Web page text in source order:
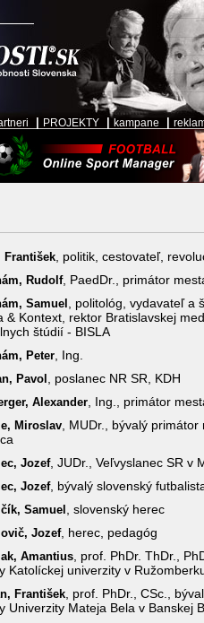
PROJEKTY kampane
František , politik, cestovateľ,
Rudolf, PaedDr., primátor
Samuel
, politológ, vydavateľ a
& Kontext, rektor Bratislavskej
štúdií - BISLA
Peter , Ing.
Pavol , poslanec NR SR, KDH
Alexander , Ing., primátor
Miroslav , MUDr., bývalý
Jozef, JUDr., Veľvyslanec SR v
Jozef, bývalý slovenský
Samuel , slovenský herec
Jozef, herec, pedagóg
Amantius , prof. PhDr. ThDr.,
Katolíckej univerzity v
František , prof. PhDr., CSc.,
Univerzity Mateja Bela v Banskej